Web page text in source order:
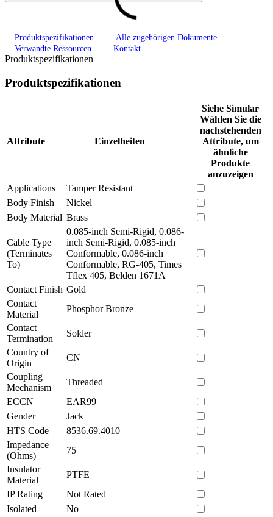
Produktspezifikationen
Alle zugehörigen Dokumente
Verwandte Ressourcen
Kontakt
Produktspezifikationen
Produktspezifikationen
Attribute Einzelheiten
Siehe Simular
Wählen Sie die
nachstehenden
Attribute, um
ähnliche
Produkte
anzuzeigen
Applications
Tamper Resistant
Body Finish
Nickel
Body Material Brass
Cable Type
(Terminates
To)
0.085-inch Semi-Rigid, 0.086-
inch Semi-Rigid, 0.085-inch
Conformable, 0.086-inch
Conformable, RG-405, Times
Tflex 405, Belden 1671A
Contact Finish Gold
Contact
Material
Phosphor Bronze
Contact
Termination
Solder
Country of
Origin
CN
Coupling
Mechanism
Threaded
ECCN
EAR99
Gender
Jack
HTS Code
8536.69.4010
Impedance
(Ohms)
75
Insulator
Material
PTFE
IP Rating
Not Rated
Isolated
No